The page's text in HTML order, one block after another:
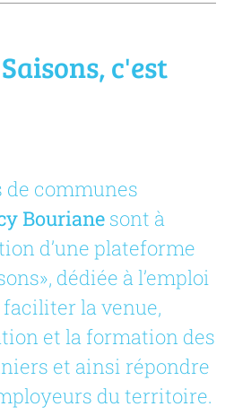
c'est
communes
Bouriane sont à
d’une plateforme
dédiée à l’emploi
la venue,
et la formation des
et ainsi répondre
du territoire.